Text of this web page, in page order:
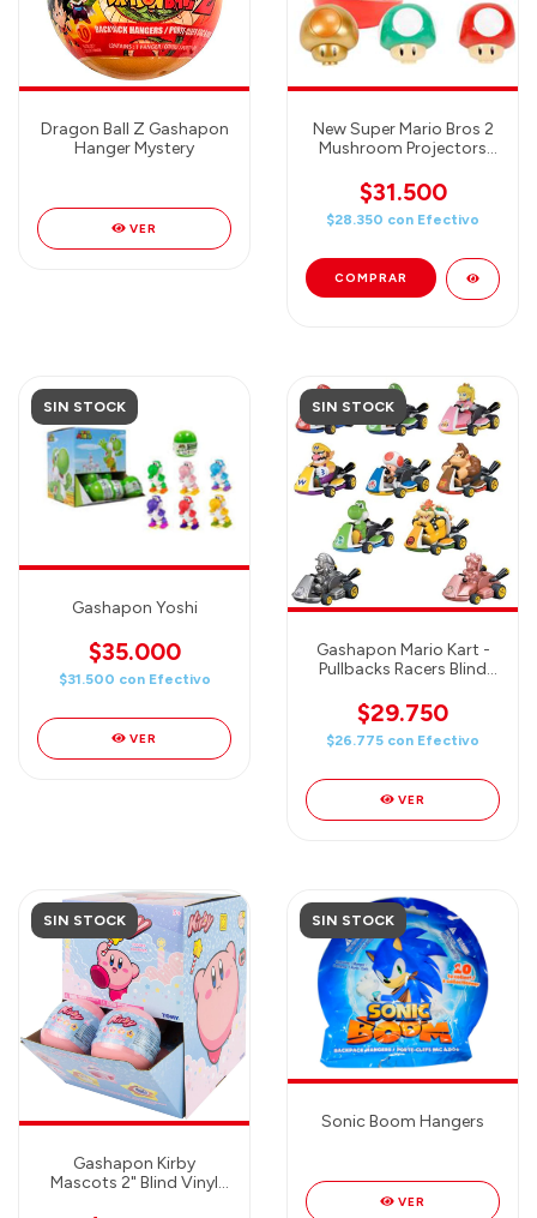
Dragon Ball Z Gashapon
Hanger Mystery
VER
New Super Mario Bros 2
Mushroom Projectors
Luz!!!)
$31.500
$28.350 con Efectivo
SIN STOCK
Gashapon Yoshi
$35.000
$31.500 con Efectivo
VER
SIN STOCK
Gashapon Mario Kart -
Pullbacks Racers Blind
$29.750
$26.775 con Efectivo
VER
SIN STOCK
Gashapon Kirby
Mascots 2" Blind Vinyl
SIN STOCK
Sonic Boom Hangers
VER